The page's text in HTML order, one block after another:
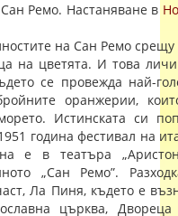
Ремо. Настаняване в
на Сан Ремо
на цветята. И това
се провежда най-
оранжерии,
Истинската си
година фестивал на
е в театъра
„Сан Ремо”.
Ла Пиня, където е
църква,